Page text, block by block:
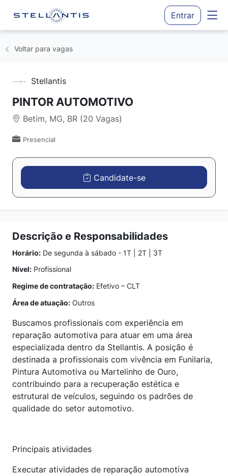
Entrar
Voltar para vagas
Stellantis
PINTOR AUTOMOTIVO
Betim, MG, BR (20 Vagas)
Presencial
Candidate-se
Descrição e Responsabilidades
Horário: De segunda à sábado - 1T | 2T | 3T
Nível: Profissional
Regime de contratação: Efetivo – CLT
Área de atuação: Outros
Buscamos profissionais com experiência em
reparação automotiva para atuar em uma área
especializada dentro da Stellantis. A posição é
destinada a profissionais com vivência em Funilaria,
Pintura Automotiva ou Martelinho de Ouro,
contribuindo para a recuperação estética e
estrutural de veículos, seguindo os padrões de
qualidade do setor automotivo.
Principais atividades
Executar atividades de reparação automotiva